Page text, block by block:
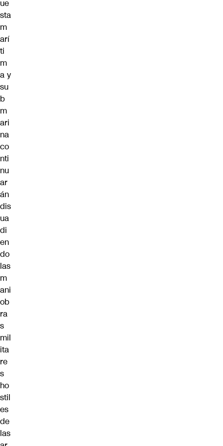
ue
sta
m
arí
ti
m
a y
su
b
m
ari
na
co
nti
nu
ar
án
dis
ua
di
en
do
las
m
ani
ob
ra
s
mil
ita
re
s
ho
stil
es
de
las